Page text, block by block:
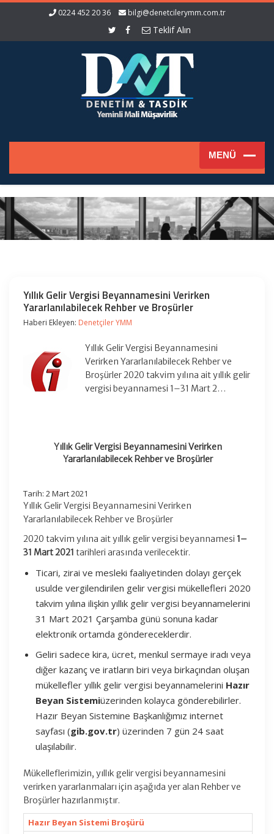
0224 452 20 36 bilgi@denetcilerymm.com.tr
Teklif Alın
Yıllık Gelir Vergisi Beyannamesini Verirken
Yararlanılabilecek Rehber ve Broşürler
Haberi Ekleyen: Denetçiler YMM
Yıllık Gelir Vergisi Beyannamesini
Verirken Yararlanılabilecek Rehber ve
Broşürler 2020 takvim yılına ait yıllık gelir
vergisi beyannamesi 1–31 Mart 2…
Yıllık Gelir Vergisi Beyannamesini Verirken
Yararlanılabilecek Rehber ve Broşürler
Tarih: 2 Mart 2021
Yıllık Gelir Vergisi Beyannamesini Verirken
Yararlanılabilecek Rehber ve Broşürler
2020 takvim yılına ait yıllık gelir vergisi beyannamesi 1–
31 Mart 2021 tarihleri arasında verilecektir.
Ticari, zirai ve mesleki faaliyetinden dolayı gerçek
usulde vergilendirilen gelir vergisi mükellefleri 2020
takvim yılına ilişkin yıllık gelir vergisi beyannamelerini
31 Mart 2021 Çarşamba günü sonuna kadar
elektronik ortamda göndereceklerdir.
Geliri sadece kira, ücret, menkul sermaye iradı veya
diğer kazanç ve iratların biri veya birkaçından oluşan
mükellefler yıllık gelir vergisi beyannamelerini Hazır
Beyan Sistemiüzerinden kolayca gönderebilirler.
Hazır Beyan Sistemine Başkanlığımız internet
sayfası (gib.gov.tr) üzerinden 7 gün 24 saat
ulaşılabilir.
Mükelleflerimizin, yıllık gelir vergisi beyannamesini
verirken yararlanmaları için aşağıda yer alan Rehber ve
Broşürler hazırlanmıştır.
Hazır Beyan Sistemi Broşürü